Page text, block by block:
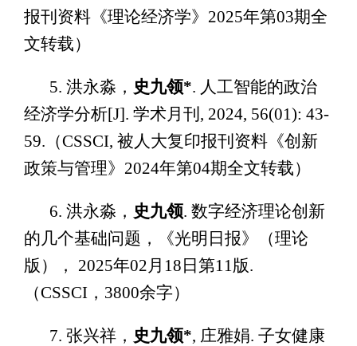
报刊资料《理论经济学》2025年第03期全
文转载）
5. 洪永淼， 史九领*. 人工智能的政治
经济学分析[J]. 学术月刊, 2024, 56(01): 43-
59.（CSSCI, 被人大复印报刊资料《创新
政策与管理》2024年第04期全文转载）
6. 洪永淼， 史九领. 数字经济理论创新
的几个基础问题，《光明日报》（理论
版）， 2025年02月18日第11版.
（CSSCI，3800余字）
7. 张兴祥， 史九领*, 庄雅娟. 子女健康